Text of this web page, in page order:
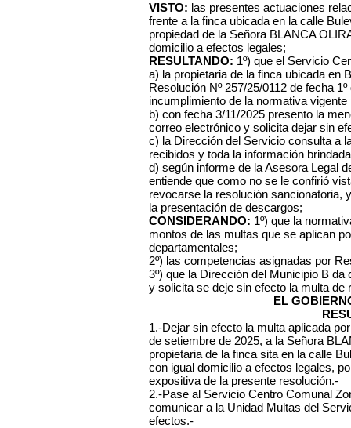
VISTO: las presentes actuaciones
frente a la finca ubicada en la calle
propiedad de la Señora BLANCA
domicilio a efectos legales;
RESULTANDO: 1º) que el Servicio
a) la propietaria de la finca ubicada en
Resolución Nº 257/25/0112 de fecha
incumplimiento de la normativa
b) con fecha 3/11/2025 presento la
correo electrónico y solicita dejar sin
c) la Dirección del Servicio consulta a
recibidos y toda la información
d) según informe de la Asesora Legal
entiende que como no se le confirió
revocarse la resolución sancionatoria,
la presentación de descargos;
CONSIDERANDO: 1º) que la
montos de las multas que se aplican
departamentales;
2º) las competencias asignadas por
3º) que la Dirección del Municipio B
y solicita se deje sin efecto la multa de
EL
1.-Dejar sin efecto la multa aplicada
de setiembre de 2025, a la Señora
propietaria de la finca sita en la calle
con igual domicilio a efectos legales,
expositiva de la presente resolución.-
2.-Pase al Servicio Centro Comunal
comunicar a la Unidad Multas del
efectos.-